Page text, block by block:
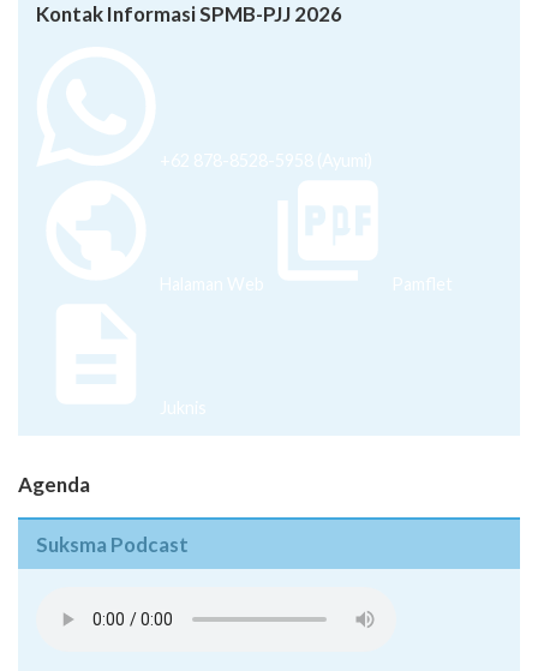
Kontak Informasi SPMB-PJJ 2026
+62 878-8528-5958 (Ayumi)
Halaman Web Pamflet
Juknis
Agenda
Suksma Podcast